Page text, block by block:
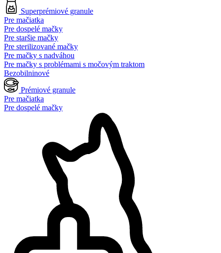
Superprémiové granule
Pre mačiatka
Pre dospelé mačky
Pre staršie mačky
Pre sterilizované mačky
Pre mačky s nadváhou
Pre mačky s problémami s močovým traktom
Bezobilninové
Prémiové granule
Pre mačiatka
Pre dospelé mačky